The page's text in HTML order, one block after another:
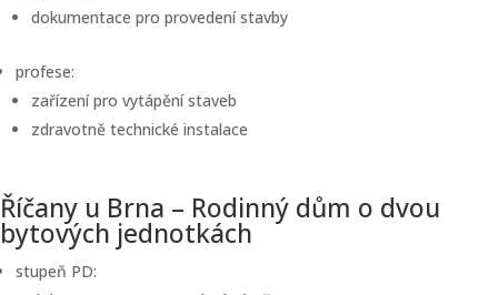
dokumentace pro provedení stavby
profese:
zařízení pro vytápění staveb
zdravotně technické instalace
Říčany u Brna – Rodinný dům o dvou
bytových jednotkách
stupeň PD: